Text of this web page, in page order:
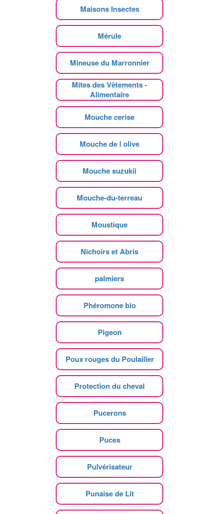
Maisons Insectes
Mérule
Mineuse du Marronnier
Mites des Vêtements -
Alimentaire
Mouche cerise
Mouche de l olive
Mouche suzukii
Mouche-du-terreau
Moustique
Nichoirs et Abris
palmiers
Phéromone bio
Pigeon
Poux rouges du Poulailler
Protection du cheval
Pucerons
Puces
Pulvérisateur
Punaise de Lit